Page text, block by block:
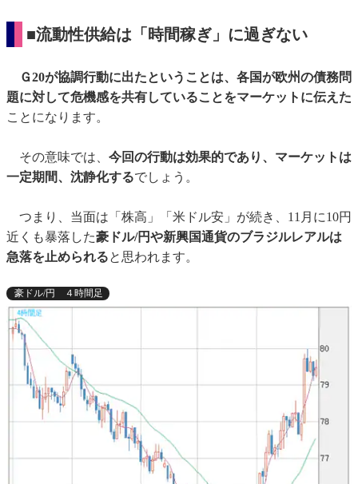
■流動性供給は「時間稼ぎ」に過ぎない
Ｇ20が協調行動に出たということは、各国が欧州の債務問
題に対して危機感を共有していることをマーケットに伝えた
ことになります。
その意味では、 今回の行動は効果的であり、マーケットは
一定期間、沈静化するでしょう。
つまり、当面は「株高」「米ドル安」が続き、11月に10円
近くも暴落した豪ドル/円や新興国通貨のブラジルレアルは
急落を止められると思われます。
豪ドル/円 ４時間足